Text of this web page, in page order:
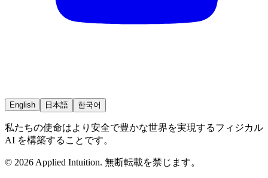
English 日本語 한국어
私たちの使命はより安全で豊かな世界を実現するフィジカル
AI を構築することです。
© 2026 Applied Intuition. 無断転載を禁じます。